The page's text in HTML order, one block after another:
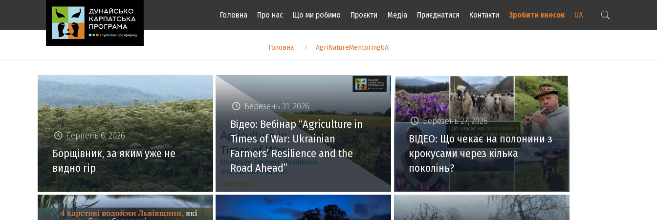
Головна Про нас Що ми робимо Проєкти Медіа Приєднатися Контакти Зробити внесок UA
Головна AgriNatureMentoringUA
Серпень 6, 2026
Борщівник, за яким уже не
видно гір
Березень 31, 2026
Відео: Вебінар “Agriculture in
Times of War: Ukrainian
Farmers’ Resilience and the
Road Ahead”
Березень 27, 2026
ВІДЕО: Що чекає на полонини з
крокусами через кілька
поколінь?